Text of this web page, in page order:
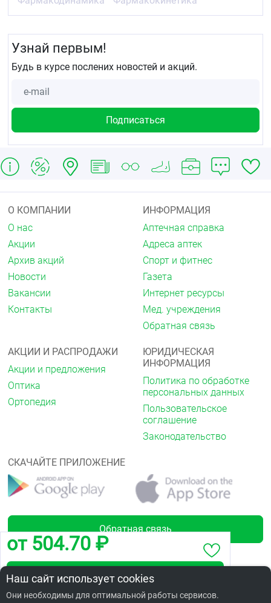
от 504.70 ₽
Забронировать по адресу ул.Товстухо,1А
Узнай первым!
Будь в курсе послених новостей и акций.
О КОМПАНИИ
О нас
Акции
Архив акций
Новости
Вакансии
Контакты
ИНФОРМАЦИЯ
Аптечная справка
Адреса аптек
Спорт и фитнес
Газета
Интернет ресурсы
Мед. учреждения
Обратная связь
АКЦИИ И РАСПРОДАЖИ
Акции и предложения
Оптика
Ортопедия
ЮРИДИЧЕСКАЯ
ИНФОРМАЦИЯ
Политика по обработке
персональных данных
Пользовательское
соглашение
Законодательство
СКАЧАЙТЕ ПРИЛОЖЕНИЕ
Обратная связь
Лицензии
Наш сайт использует cookies
Они необходимы для оптимальной работы сервисов.